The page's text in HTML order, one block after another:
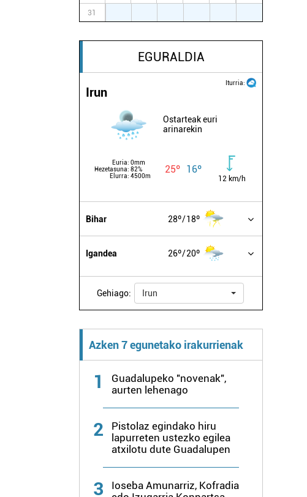
31
EGURALDIA
Iturria:
Irun
Ostarteak euri
arinarekin
Euria: 0mm
Hezetasuna: 82%
Elurra: 4500m
25º 16º
12 km/h
Bihar 28º 18º
Igandea 26º 20º
Gehiago: Irun
Azken 7 egunetako irakurrienak
1
Guadalupeko "novenak",
aurten lehenago
2
Pistolaz egindako hiru
lapurreten ustezko egilea
atxilotu dute Guadalupen
3
Ioseba Amunarriz, Kofradia